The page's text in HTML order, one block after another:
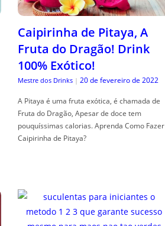
Caipirinha de Pitaya, A
Fruta do Dragão! Drink
100% Exótico!
Mestre dos Drinks | 20 de fevereiro de 2022
A Pitaya é uma fruta exótica, é chamada de
Fruta do Dragão, Apesar de doce tem
pouquíssimas calorias. Aprenda Como Fazer
Caipirinha de Pitaya?